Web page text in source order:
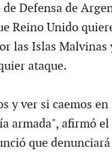
Defensa de
Reino Unido
las Islas Malvinas
ataque.
y ver si caemos
armada", afirmó
que